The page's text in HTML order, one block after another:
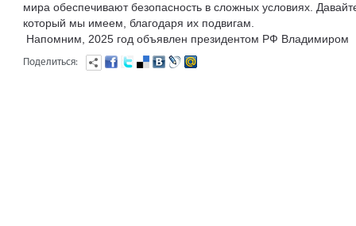
мира обеспечивают безопасность в сложных условиях.
который мы имеем, благодаря их подвигам.
Напомним, 2025 год объявлен президентом РФ Владимиром
Поделиться: